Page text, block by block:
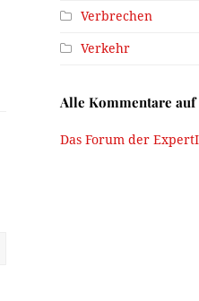
Verbrechen
Verkehr
Alle Kommentare auf
Das Forum der